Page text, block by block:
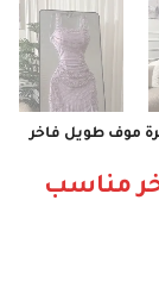
موف طويل فاخر
مناسب